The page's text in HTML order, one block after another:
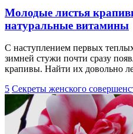
Молодые листья
натуральные витамины
С наступлением первых
зимней стужи почти сразу
крапивы. Найти их довольно
5 Секреты женского